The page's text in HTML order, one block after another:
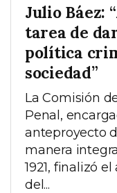
Julio Báez:
tarea de
política
sociedad”
La Comisión
Penal,
anteproyecto
manera
1921, finalizó
del...